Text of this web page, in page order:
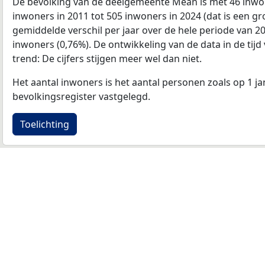
inwoners in 2011 tot 505 inwoners in 2024 (dat is een
gemiddelde verschil per jaar over de hele periode van
inwoners (0,76%). De ontwikkeling van de data in de
trend: De cijfers stijgen meer wel dan niet.
Het aantal inwoners is het aantal personen zoals op 1
bevolkingsregister vastgelegd.
Toelichting